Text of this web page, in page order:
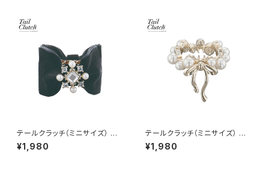
テールクラッチ（ミニサイズ） リ
ボン HTC0109-B
¥1,980
テールクラッチ（ミニサイズ） パ
ール×メタルリボン HTC0110-
CP（シャンパンゴールド）
¥1,980